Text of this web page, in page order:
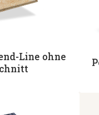
Line ohne